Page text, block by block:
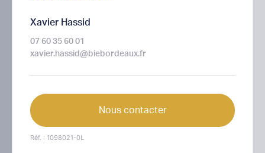
Xavier Hassid
07 60 35 60 01
xavier.hassid@biebordeaux.fr
Nous contacter
Réf. : 1098021-0L